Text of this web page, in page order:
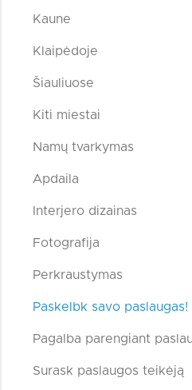
Kaune
Klaipėdoje
Šiauliuose
Kiti miestai
Namų tvarkymas
Apdaila
Interjero dizainas
Fotografija
Perkraustymas
Paskelbk savo paslaugas!
Pagalba parengiant
Surask paslaugos teikėją